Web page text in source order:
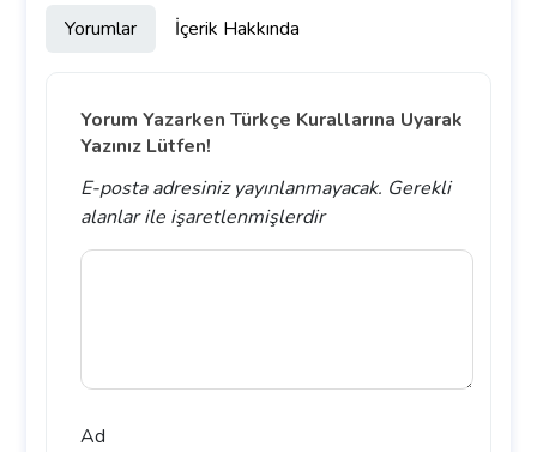
Yorumlar İçerik Hakkında
Yorum Yazarken Türkçe Kurallarına Uyarak
Yazınız Lütfen!
E-posta adresiniz yayınlanmayacak. Gerekli
alanlarile işaretlenmişlerdir
Ad